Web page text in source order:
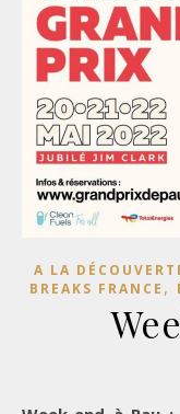
A LA
BREAKS FRANCE ,